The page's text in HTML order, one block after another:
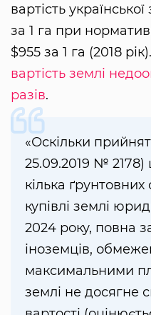
вартість
за 1 га при
$955 за 1 га (2018 рік).
вартість землі
разів.
«Оскільки
25.09.2019 № 2178)
кілька
купівлі землі
2024 року, повна
іноземців,
максимальними
землі не досягне